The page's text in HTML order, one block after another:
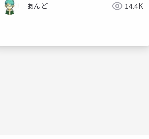
あんど 14.4K